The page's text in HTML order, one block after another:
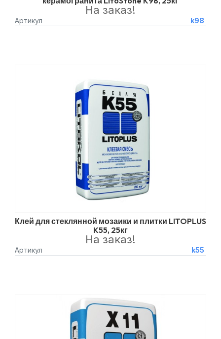
Артикул k98
На заказ!
Клей для стеклянной мозаики и плитки LITOPLUS
K55, 25кг
Артикул k55
На заказ!